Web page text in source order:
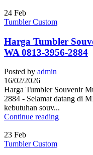
24 Feb
Tumbler Custom
Harga Tumbler
WA 0813-3956-2884
Posted by admin
16/02/2026
Harga Tumbler Souvenir
2884 - Selamat datang di
kebutuhan souv...
Continue reading
23 Feb
Tumbler Custom